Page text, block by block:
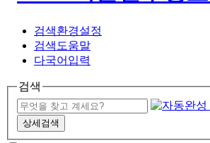
검색환경설정
검색도움말
다국어입력
검색
상세검색